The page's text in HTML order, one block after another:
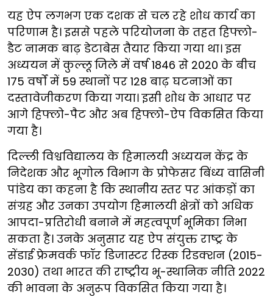
यह ऐप लगभग एक दशक से चल रहे शोध कार्य का
परिणाम है। इससे पहले परियोजना के तहत हिफ्लो-
डैट नामक बाढ़ डेटाबेस तैयार किया गया था। इस
अध्ययन में कुल्लू जिले में वर्ष 1846 से 2020 के बीच
175 वर्षों में 59 स्थानों पर 128 बाढ़ घटनाओं का
दस्तावेजीकरण किया गया। इसी शोध के आधार पर
आगे हिफ्लो-पैट और अब हिफ्लो-ऐप विकसित किया
गया है।
दिल्ली विश्वविद्यालय के हिमालयी अध्ययन केंद्र के
निदेशक और भूगोल विभाग के प्रोफेसर बिंध्य वासिनी
पांडेय का कहना है कि स्थानीय स्तर पर आंकड़ों का
संग्रह और उनका उपयोग हिमालयी क्षेत्रों को अधिक
आपदा-प्रतिरोधी बनाने में महत्वपूर्ण भूमिका निभा
सकता है। उनके अनुसार यह ऐप संयुक्त राष्ट्र के
सेंडाई फ्रेमवर्क फॉर डिजास्टर रिस्क रिडक्शन (2015-
2030) तथा भारत की राष्ट्रीय भू-स्थानिक नीति 2022
की भावना के अनुरूप विकसित किया गया है।